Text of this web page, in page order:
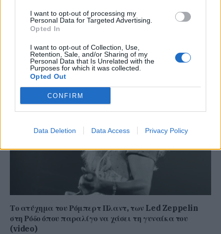
I want to opt-out of processing my
Personal Data for Targeted Advertising.
Opted In
I want to opt-out of Collection, Use,
Retention, Sale, and/or Sharing of my
Personal Data that Is Unrelated with the
Purposes for which it was collected.
Opted Out
CONFIRM
Data Deletion Data Access Privacy Policy
Σε συνθήκες… καύσωνα οι σχέσεις ΤΕΕ Καλύμνου και
Δημοτικού Λιμενικού Ταμείου – Νέα σκληρή απάντηση
με συγκεκριμένα στοιχεία
Το ατύχημα του Ρόμπερτ Πλαντ, των Led Zeppelin
στη Ρόδο όπου παραλίγο να χάσει τη γυναίκα του
(video)